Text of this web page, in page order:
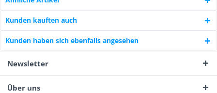
Kunden kauften auch
Kunden haben sich ebenfalls angesehen
Newsletter
Über uns